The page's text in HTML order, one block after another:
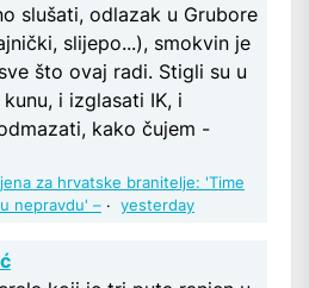
slušati, odlazak u Grubore
slijepo...), smokvin je
što ovaj radi. Stigli su u
i izglasati IK, i
kako čujem -
za hrvatske branitelje: 'Time
nepravdu' – · yesterday